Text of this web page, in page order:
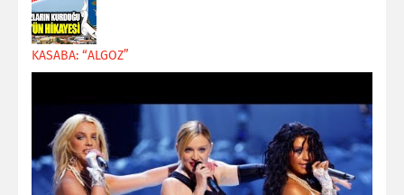
KASABA: “ALGOZ”